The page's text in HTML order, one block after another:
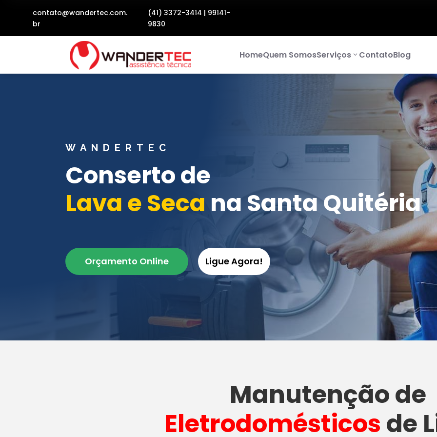
contato@wandertec.com.
br
(41) 3372-3414 | 99141-
9830
HomeQuem SomosServiços ContatoBlog
WANDERTEC
Conserto de
Lava e Seca na Santa Quitéria
Orçamento Online Ligue Agora!
Manutençãode
Eletrodomésticos de